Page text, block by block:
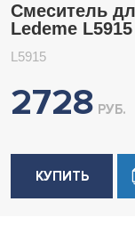
Смеситель
Ledeme L5915
L5915
2728 РУБ.
КУПИТЬ